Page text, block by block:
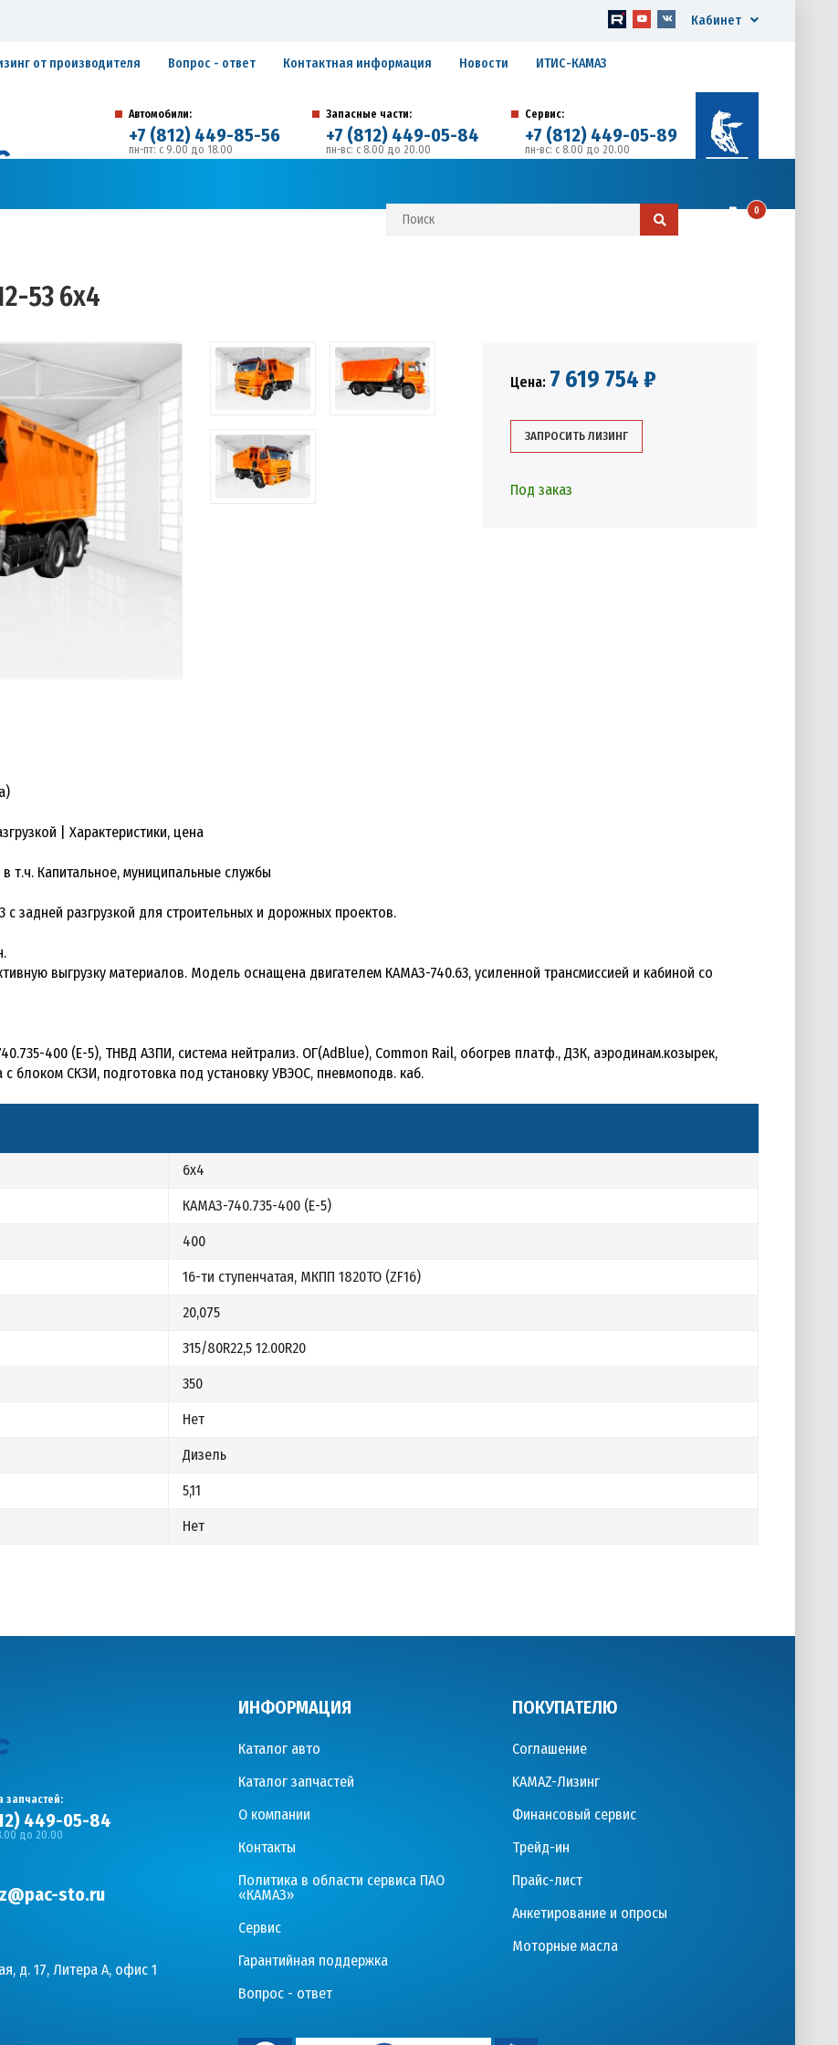
Кабинет
от производителя Вопрос - ответ Контактная информация Новости ИТИС-КАМАЗ
Автомобили:
+7 (812) 449-85-56
пн-пт: с 9.00 до 18.00
Запасные части:
+7 (812) 449-05-84
пн-вс: с 8.00 до 20.00
Сервис:
+7 (812) 449-05-89
пн-вс: с 8.00 до 20.00
0
53 6х4
Цена: 7 619 754 ₽
ЗАПРОСИТЬ ЛИЗИНГ
Под заказ
| Характеристики, цена
т.ч. Капитальное, муниципальные службы
задней разгрузкой для строительных и дорожных проектов.
выгрузку материалов. Модель оснащена двигателем КАМАЗ-740.63, усиленной трансмиссией и кабиной со
400 (E-5), ТНВД АЗПИ, система нейтрализ. ОГ(AdBlue), Common Rail, обогрев платф., ДЗК, аэродинам.козырек,
блоком СКЗИ, подготовка под установку УВЭОС, пневмоподв. каб.
6х4
КАМАЗ-740.735-400 (E-5)
400
16-ти ступенчатая, МКПП 1820ТО (ZF16)
20,075
315/80R22,5 12.00R20
350
Нет
Дизель
5,11
Нет
запчастей:
449-05-84
до 20.00
sto.ru
д. 17, Литера А, офис 1
ИНФОРМАЦИЯ
Каталог авто
Каталог запчастей
О компании
Контакты
Политика в области сервиса ПАО
«КАМАЗ»
Сервис
Гарантийная поддержка
Вопрос - ответ
ПОКУПАТЕЛЮ
Соглашение
KAMAZ-Лизинг
Финансовый сервис
Трейд-ин
Прайс-лист
Анкетирование и опросы
Моторные масла